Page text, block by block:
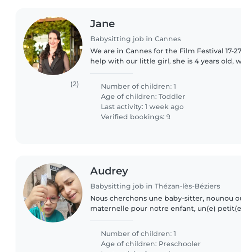
(2)
Jane
Babysitting job in Cannes
We are in Cannes for the Film Festival 17-
help with our little girl, she is 4 years old,
Number of children: 1
Age of children:Toddler
Last activity: 1 week ago
Verified bookings: 9
Audrey
Babysitting job in Thézan-lès-Béziers
Nous cherchons une baby-sitter, nounou
maternelle pour notre enfant, un(e)
Number of children: 1
Age of children: Preschooler